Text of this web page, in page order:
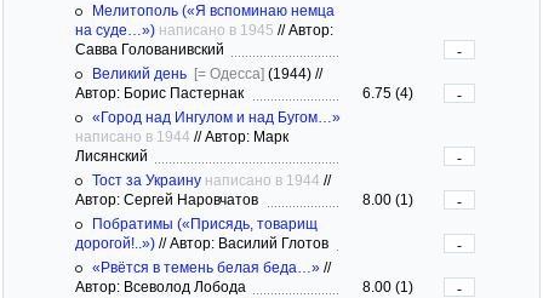
Мелитополь («Я вспоминаю немца
на суде…») написано в 1945 //Автор:
Савва Голованивский
-
Великий день [= Одесса] (1944) //
Автор: Борис Пастернак
6.75 (4)
-
«Город над Ингулом и над Бугом…»
написано в 1944 //Автор: Марк
Лисянский
-
Тост за Украину написано в 1944 //
Автор: Сергей Наровчатов
8.00 (1)
-
Побратимы («Присядь, товарищ
дорогой!..») //Автор: Василий Глотов
-
«Рвётся в темень белая беда…» //
Автор: Всеволод Лобода
8.00 (1)
-